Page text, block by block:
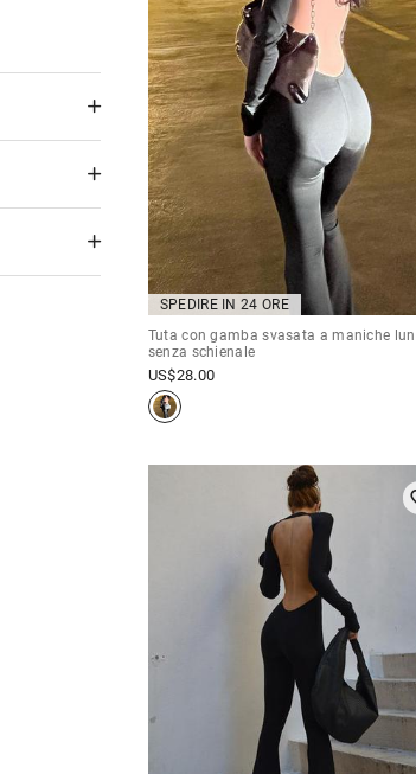
SPEDIRE IN 24 ORE
Tuta con gamba svasata a maniche
senza schienale
US$28.00